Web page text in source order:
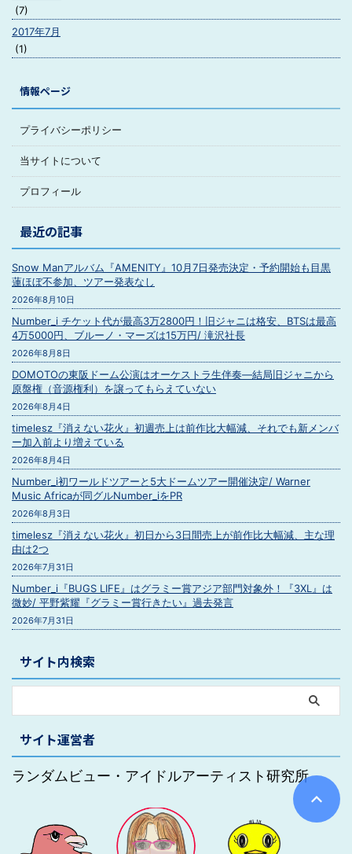
(7)
2017年7月
(1)
情報ページ
プライバシーポリシー
当サイトについて
プロフィール
最近の記事
Snow Manアルバム『AMENITY』10月7日発売決定・予約開始も目黒
蓮ほぼ不参加、ツアー発表なし
2026年8月10日
Number_i チケット代が最高3万2800円！旧ジャニは格安、BTSは最高
4万5000円、ブルーノ・マーズは15万円/ 滝沢社長
2026年8月8日
DOMOTOの東阪ドーム公演はオーケストラ生伴奏―結局旧ジャニから
原盤権（音源権利）を譲ってもらえていない
2026年8月4日
timelesz『消えない花火』初週売上は前作比大幅減、それでも新メンバ
ー加入前より増えている
2026年8月4日
Number_i初ワールドツアーと5大ドームツアー開催決定/ Warner
Music Africaが同グルNumber_iをPR
2026年8月3日
timelesz『消えない花火』初日から3日間売上が前作比大幅減、主な理
由は2つ
2026年7月31日
Number_i『BUGS LIFE』はグラミー賞アジア部門対象外！『3XL』は
微妙/ 平野紫耀『グラミー賞行きたい』過去発言
2026年7月31日
サイト内検索
サイト運営者
ランダムビュー・アイドルアーティスト研究所